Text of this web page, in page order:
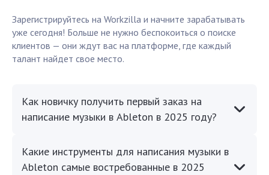
Зарегистрируйтесь на Workzilla и начните зарабатывать
уже сегодня! Больше не нужно беспокоиться о поиске
клиентов — они ждут вас на платформе, где каждый
талант найдет свое место.
Как новичку получить первый заказ на
написание музыки в Ableton в 2025 году?
Какие инструменты для написания музыки в
Ableton самые востребованные в 2025